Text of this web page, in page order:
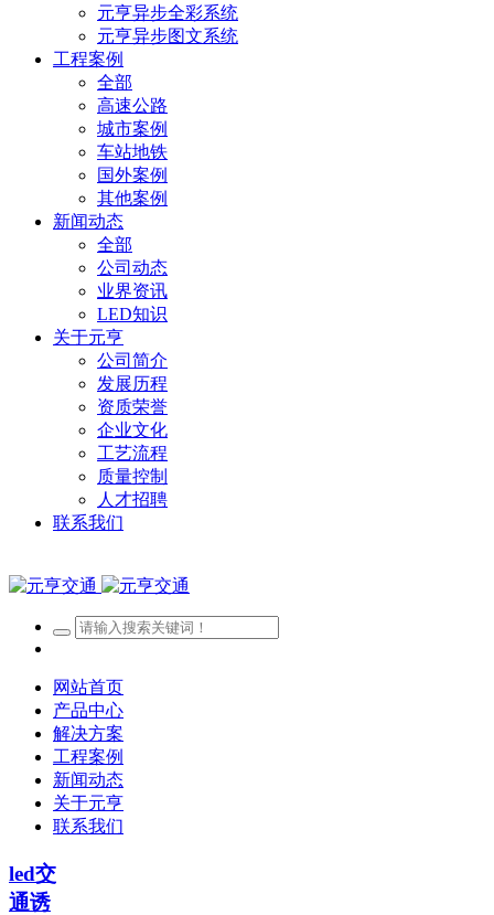
元亨异步全彩系统
元亨异步图文系统
工程案例
全部
高速公路
城市案例
车站地铁
国外案例
其他案例
新闻动态
全部
公司动态
业界资讯
LED知识
关于元亨
公司简介
发展历程
资质荣誉
企业文化
工艺流程
质量控制
人才招聘
联系我们
网站首页
产品中心
解决方案
工程案例
新闻动态
关于元亨
联系我们
led交
通诱